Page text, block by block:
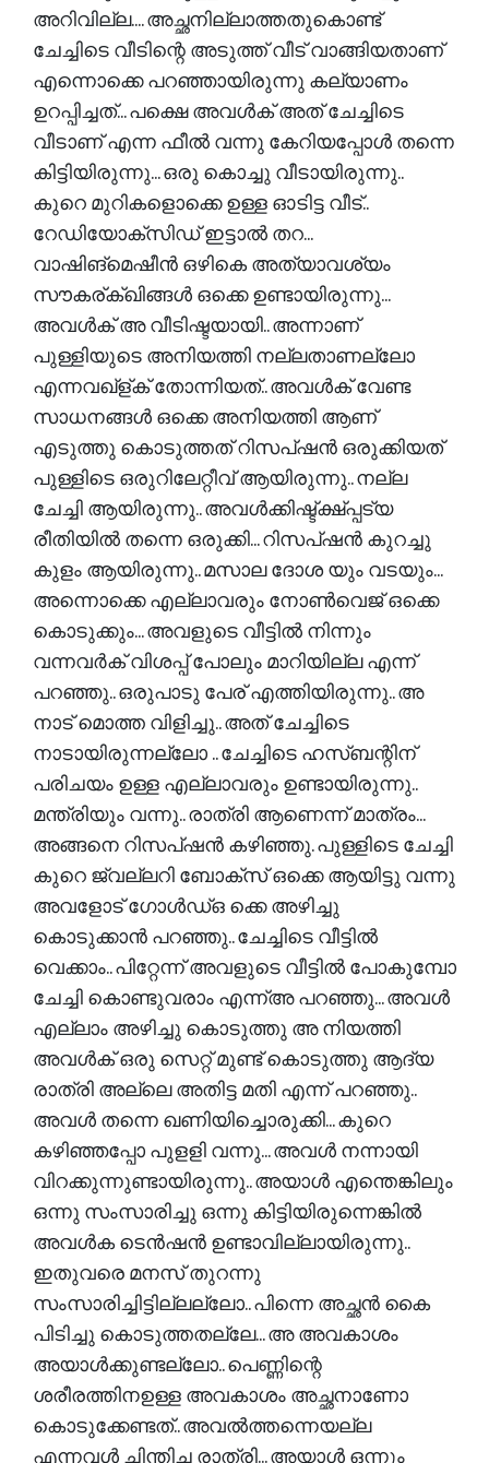
അറിവില്ല.... അച്ഛനില്ലാത്തതുകൊണ്ട്
ചേച്ചിടെ വീടിന്റെ അടുത്ത് വീട് വാങ്ങിയതാണ്
എന്നൊക്കെ പറഞ്ഞായിരുന്നു കല്യാണം
ഉറപ്പിച്ചത്... പക്ഷെ അവൾക് അത് ചേച്ചിടെ
വീടാണ് എന്ന ഫീൽ വന്നു കേറിയപ്പോൾ തന്നെ
കിട്ടിയിരുന്നു... ഒരു കൊച്ചു വീടായിരുന്നു..
കുറെ മുറികളൊക്കെ ഉള്ള ഓടിട്ട വീട്..
റേഡിയോക്സിഡ് ഇട്ടാൽ തറ...
വാഷിങ്മെഷീൻ ഒഴികെ അത്യാവശ്യം
സൗകര്ക്ഖിങ്ങൾ ഒക്കെ ഉണ്ടായിരുന്നു...
അവൾക് അ വീടിഷ്ടയായി.. അന്നാണ്
പുള്ളിയുടെ അനിയത്തി നല്ലതാണല്ലോ
എന്നവഖ്‌ള്ക് തോന്നിയത്.. അവൾക് വേണ്ട
സാധനങ്ങൾ ഒക്കെ അനിയത്തി ആണ്
എടുത്തു കൊടുത്തത് റിസപ്ഷൻ ഒരുക്കിയത്
പുള്ളിടെ ഒരുറിലേറ്റീവ് ആയിരുന്നു.. നല്ല
ചേച്ചി ആയിരുന്നു.. അവൾക്കിഷ്ട്ക്ഷ്പ്പട്യ
രീതിയിൽ തന്നെ ഒരുക്കി... റിസപ്ഷൻ കുറച്ചു
കുളം ആയിരുന്നു.. മസാല ദോശ യും വടയും...
അന്നൊക്കെ എല്ലാവരും നോൺവെജ് ഒക്കെ
കൊടുക്കും... അവളുടെ വീട്ടിൽ നിന്നും
വന്നവർക് വിശപ്പ്‌ പോലും മാറിയില്ല എന്ന്
പറഞ്ഞു.. ഒരുപാടു പേര് എത്തിയിരുന്നു.. അ
നാട് മൊത്ത വിളിച്ചു.. അത് ചേച്ചിടെ
നാടായിരുന്നല്ലോ .. ചേച്ചിടെ ഹസ്ബന്റിന്
പരിചയം ഉള്ള എല്ലാവരും ഉണ്ടായിരുന്നു..
മന്ത്രിയും വന്നു.. രാത്രി ആണെന്ന് മാത്രം...
അങ്ങനെ റിസപ്ഷൻ കഴിഞ്ഞു. പുള്ളിടെ ചേച്ചി
കുറെ ജ്വല്ലറി ബോക്സ്‌ ഒക്കെ ആയിട്ടു വന്നു
അവളോട്‌ ഗോൾഡ്ഒ ക്കെ അഴിച്ചു
കൊടുക്കാൻ പറഞ്ഞു.. ചേച്ചിടെ വീട്ടിൽ
വെക്കാം.. പിറ്റേന്ന് അവളുടെ വീട്ടിൽ പോകുമ്പോ
ചേച്ചി കൊണ്ടുവരാം എന്ന്അ പറഞ്ഞു... അവൾ
എല്ലാം അഴിച്ചു കൊടുത്തു അ നിയത്തി
അവൾക് ഒരു സെറ്റ് മുണ്ട് കൊടുത്തു ആദ്യ
രാത്രി അല്ലെ അതിട്ട മതി എന്ന് പറഞ്ഞു..
അവൾ തന്നെ ഖണിയിച്ചൊരുക്കി... കുറെ
കഴിഞ്ഞപ്പോ പുളളി വന്നു... അവൾ നന്നായി
വിറക്കുന്നുണ്ടായിരുന്നു.. അയാൾ എന്തെങ്കിലും
ഒന്നു സംസാരിച്ചു ഒന്നു കിട്ടിയിരുന്നെങ്കിൽ
അവൾക ടെൻഷൻ ഉണ്ടാവില്ലായിരുന്നു..
ഇതുവരെ മനസ് തുറന്നു
സംസാരിച്ചിട്ടില്ലല്ലോ.. പിന്നെ അച്ഛൻ കൈ
പിടിച്ചു കൊടുത്തതല്ലേ... അ അവകാശം
അയാൾക്കുണ്ടല്ലോ.. പെണ്ണിന്റെ
ശരീരത്തിനഉള്ള അവകാശം അച്ഛനാണോ
കൊടുക്കേണ്ടത്.. അവൽത്തന്നെയല്ല